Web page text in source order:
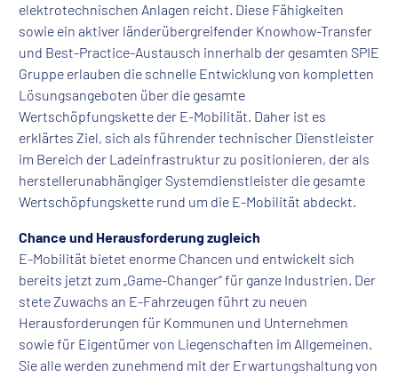
elektrotechnischen Anlagen reicht. Diese Fähigkeiten
sowie ein aktiver länderübergreifender Knowhow-Transfer
und Best-Practice-Austausch innerhalb der gesamten SPIE
Gruppe erlauben die schnelle Entwicklung von kompletten
Lösungsangeboten über die gesamte
Wertschöpfungskette der E-Mobilität. Daher ist es
erklärtes Ziel, sich als führender technischer Dienstleister
im Bereich der Ladeinfrastruktur zu positionieren, der als
herstellerunabhängiger Systemdienstleister die gesamte
Wertschöpfungskette rund um die E-Mobilität abdeckt.
Chance und Herausforderung zugleich
E-Mobilität bietet enorme Chancen und entwickelt sich
bereits jetzt zum „Game-Changer“ für ganze Industrien. Der
stete Zuwachs an E-Fahrzeugen führt zu neuen
Herausforderungen für Kommunen und Unternehmen
sowie für Eigentümer von Liegenschaften im Allgemeinen.
Sie alle werden zunehmend mit der Erwartungshaltung von